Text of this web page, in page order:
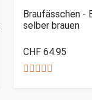
Braufässchen -
selber brauen
CHF 64.95